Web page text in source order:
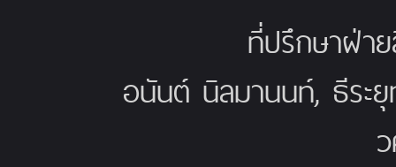
ที่ปรึกษาฝ่า
อนันต์ นิลมานนท์, ธีร